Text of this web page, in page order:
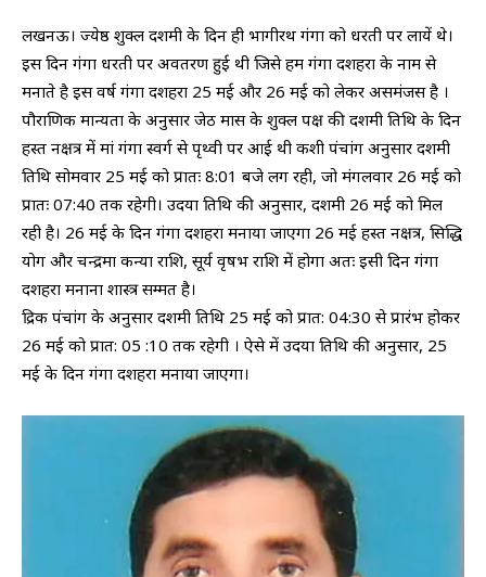
लखनऊ। ज्येष्ठ शुक्ल दशमी के दिन ही भागीरथ गंगा को धरती पर लायें थे।
इस दिन गंगा धरती पर अवतरण हुई थी जिसे हम गंगा दशहरा के नाम से
मनाते है इस वर्ष गंगा दशहरा 25 मई और 26 मई को लेकर असमंजस है ।
पौराणिक मान्यता के अनुसार जेठ मास के शुक्ल पक्ष की दशमी तिथि के दिन
हस्त नक्षत्र में मां गंगा स्वर्ग से पृथ्वी पर आई थी कशी पंचांग अनुसार दशमी
तिथि सोमवार 25 मई को प्रातः 8:01 बजे लग रही, जो मंगलवार 26 मई को
प्रातः 07:40 तक रहेगी। उदया तिथि की अनुसार, दशमी 26 मई को मिल
रही है। 26 मई के दिन गंगा दशहरा मनाया जाएगा 26 मई हस्त नक्षत्र, सिद्धि
योग और चन्द्रमा कन्या राशि, सूर्य वृषभ राशि में होगा अतः इसी दिन गंगा
दशहरा मनाना शास्त्र सम्मत है।
द्रिक पंचांग के अनुसार दशमी तिथि 25 मई को प्रात: 04:30 से प्रारंभ होकर
26 मई को प्रात: 05 :10 तक रहेगी । ऐसे में उदया तिथि की अनुसार, 25
मई के दिन गंगा दशहरा मनाया जाएगा।